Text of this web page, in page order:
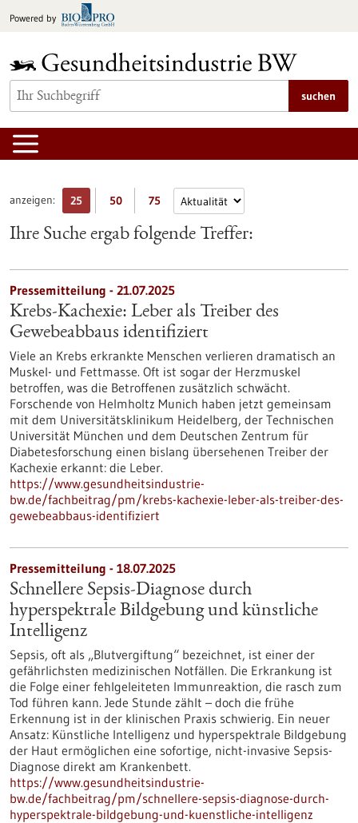
Inhalt
Powered by
suchen
anzeigen: 25 50 75
Ihre Suche ergab folgende Treffer:
Pressemitteilung - 21.07.2025
Krebs-Kachexie: Leber als Treiber des
Gewebeabbaus identifiziert
Viele an Krebs erkrankte Menschen verlieren dramatisch an
Muskel- und Fettmasse. Oft ist sogar der Herzmuskel
betroffen, was die Betroffenen zusätzlich schwächt.
Forschende von Helmholtz Munich haben jetzt gemeinsam
mit dem Universitätsklinikum Heidelberg, der Technischen
Universität München und dem Deutschen Zentrum für
Diabetesforschung einen bislang übersehenen Treiber der
Kachexie erkannt: die Leber.
https://www.gesundheitsindustrie-
bw.de/fachbeitrag/pm/krebs-kachexie-leber-als-treiber-des-
gewebeabbaus-identifiziert
Pressemitteilung - 18.07.2025
Schnellere Sepsis-Diagnose durch
hyperspektrale Bildgebung und künstliche
Intelligenz
Sepsis, oft als „Blutvergiftung“ bezeichnet, ist einer der
gefährlichsten medizinischen Notfällen. Die Erkrankung ist
die Folge einer fehlgeleiteten Immunreaktion, die rasch zum
Tod führen kann. Jede Stunde zählt – doch die frühe
Erkennung ist in der klinischen Praxis schwierig. Ein neuer
Ansatz: Künstliche Intelligenz und hyperspektrale Bildgebung
der Haut ermöglichen eine sofortige, nicht-invasive Sepsis-
Diagnose direkt am Krankenbett.
https://www.gesundheitsindustrie-
bw.de/fachbeitrag/pm/schnellere-sepsis-diagnose-durch-
hyperspektrale-bildgebung-und-kuenstliche-intelligenz